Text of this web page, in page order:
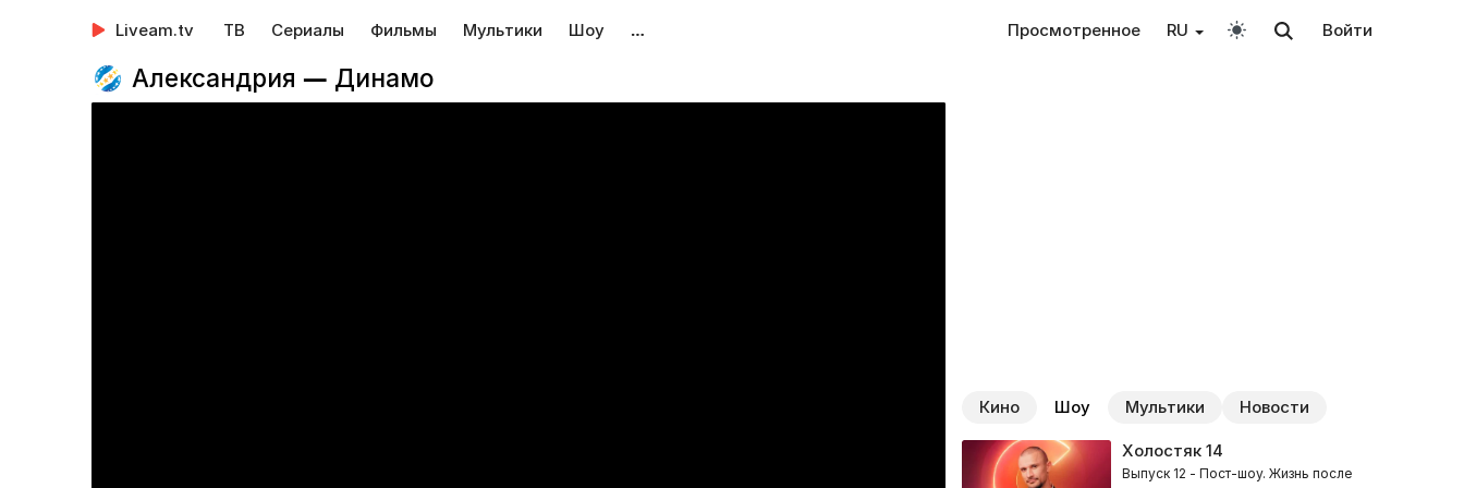
Liveam.tv ТВ Сериалы Фильмы Мультики Шоу … Просмотренное RU Войти
Александрия — Динамо
Кино Шоу Мультики Новости
Холостяк14
Выпуск 12 - Пост-шоу. Жизнь после